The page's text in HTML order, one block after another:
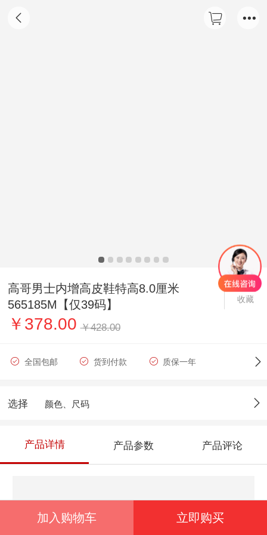
高哥男士内增高皮鞋特高8.0厘米
565185M【仅39码】
收藏
￥378.00 ￥428.00
全国包邮 货到付款 质保一年
选择 颜色、尺码
产品详情 产品参数 产品评论
加入购物车 立即购买